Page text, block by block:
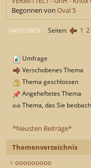
*Neusten Beiträge*
Themenverzeichnis
ooooooooo
Begonnen von Oval 5
NACH OBEN Seiten 1 2
Umfrage
Verschobenes Thema
Thema geschlossen
Angeheftetes Thema
Thema, das Sie